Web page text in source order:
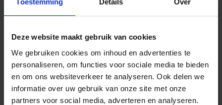
Toestemming Details Over
Deze website maakt gebruik van cookies
We gebruiken cookies om inhoud en advertenties te
personaliseren, om functies voor sociale media te bieden
en om ons websiteverkeer te analyseren. Ook delen we
informatie over uw gebruik van onze site met onze
partners voor social media, adverteren en analyseren.